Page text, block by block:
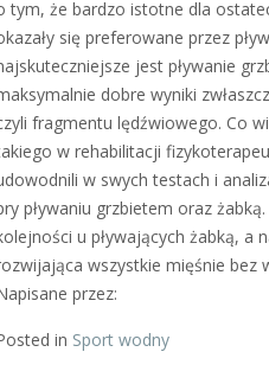
tym, że bardzo istotne dla
się preferowane przez
jest pływanie
dobre wyniki
fragmentu lędźwiowego. Co
w rehabilitacji
w swych testach i
pływaniu grzbietem oraz
u pływających żabką,
wszystkie mięśnie bez
przez:
in Sport wodny